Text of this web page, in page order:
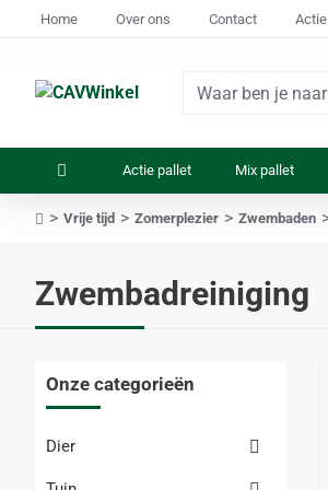
Home Over ons Contact Actie
Waar
op
Actie pallet Mix pallet
Zwembadreiniging
Vrije tijd Zomerplezier Zwembaden
Onze categorieën
Dier